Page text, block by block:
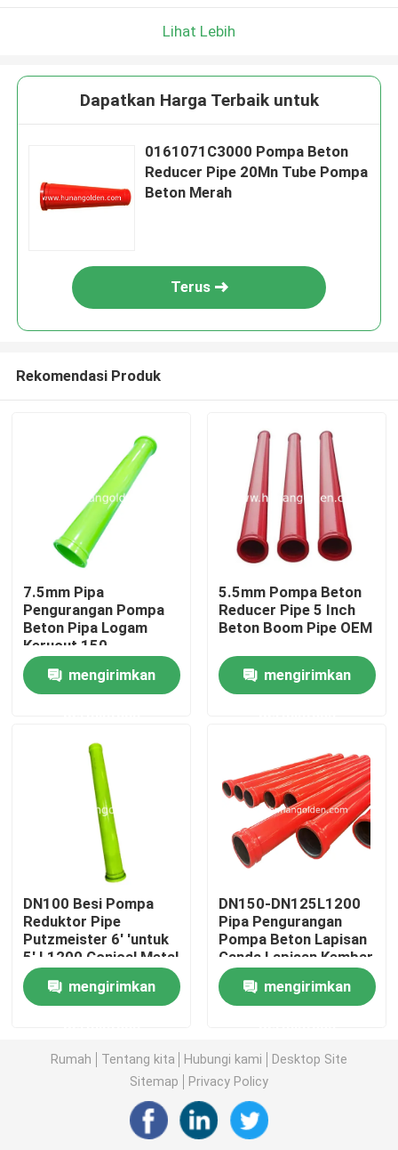
Rumah
Produk
Tentang kami
Tur Pabrik
Kontrol kualitas
Hubungi kami
Berita
Suku Cadang Pompa Beton
Pipa Pengiriman Pompa Beton
Lihat Lebih
Dapatkan Harga Terbaik untuk
0161071C3000 Pompa Beton
Reducer Pipe 20Mn Tube Pompa
Beton Merah
Terus
Rekomendasi Produk
7.5mm Pipa
Pengurangan Pompa
Beton Pipa Logam
Kerucut 150-
125L1400
mengirimkan
5.5mm Pompa Beton
Reducer Pipe 5 Inch
Beton Boom Pipe OEM
mengirimkan
DN100 Besi Pompa
Reduktor Pipe
Putzmeister 6' 'untuk
5' L1200 Conical Metal
Pipe
mengirimkan
DN150-DN125L1200
Pipa Pengurangan
Pompa Beton Lapisan
Ganda Lapisan Kembar
mengirimkan
Rumah Tentang kita Hubungi kami
Desktop Site
Sitemap
Privacy Policy